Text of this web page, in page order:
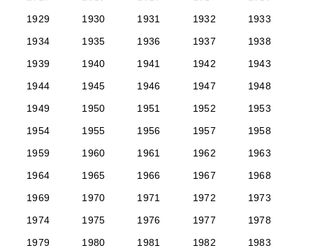
1929
1930 1931 1932
1933
1934
1935 1936 1937
1938
1939
1940 1941 1942
1943
1944
1945 1946 1947
1948
1949
1950 1951 1952
1953
1954
1955 1956 1957
1958
1959
1960 1961 1962
1963
1964
1965 1966 1967
1968
1969
1970 1971 1972
1973
1974
1975 1976 1977
1978
1979
1980 1981 1982 1983